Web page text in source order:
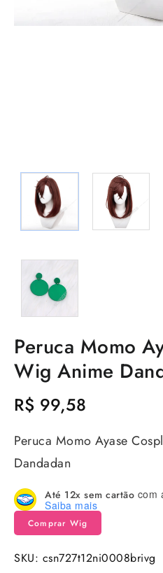
Peruca Momo
Wig Anime
R$ 99,58
Peruca Momo Ayase
Dandadan
Até 12x sem cartão com
Saiba mais
Comprar Wig
SKU: csn727t12ni0008brivg